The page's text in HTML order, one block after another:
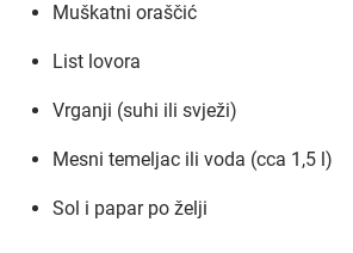
Muškatni oraščić
List lovora
Vrganji (suhi ili svježi)
Mesni temeljac ili voda (cca 1,5 l)
Sol i papar po želji